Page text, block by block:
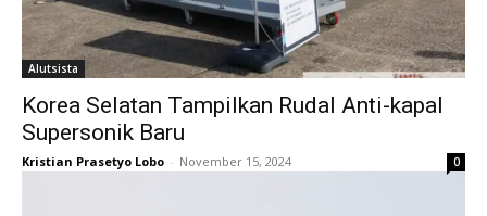
Alutsista
Korea Selatan Tampilkan Rudal Anti-kapal
Supersonik Baru
Kristian Prasetyo Lobo - November 15, 2024 0